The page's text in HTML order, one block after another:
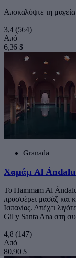
Αποκαλύψτε τη μαγεία
3,4 (564)
Από
6,36 $
Granada
Χαμάμ Al
Το Hammam Al
προσφέρει μασάζ και
Ισπανίας. Απέχει
Gil y Santa Ana στη
4,8 (147)
Από
80,90 $